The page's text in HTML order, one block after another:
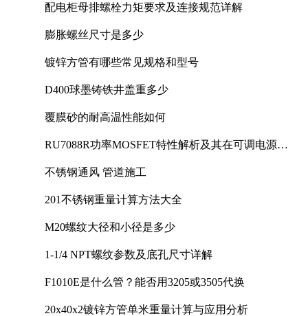
配电柜母排螺栓力矩要求及连接规范详解
膨胀螺丝尺寸是多少
镀锌方管有哪些常见规格和型号
D400球墨铸铁井盖重多少
覆膜砂的耐高温性能如何
RU7088R功率MOSFET特性解析及其在可调电源设
不锈钢通风 管道施工
201不锈钢重量计算方法大全
M20螺纹大径和小径是多少
1-1/4 NPT螺纹参数及底孔尺寸详解
F1010E是什么管？能否用3205或3505代换
20x40x2镀锌方管单米重量计算与应用分析